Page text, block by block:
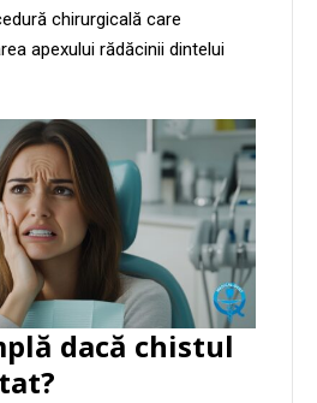
chirurgicală care
apexului rădăcinii dintelui
dacă chistul